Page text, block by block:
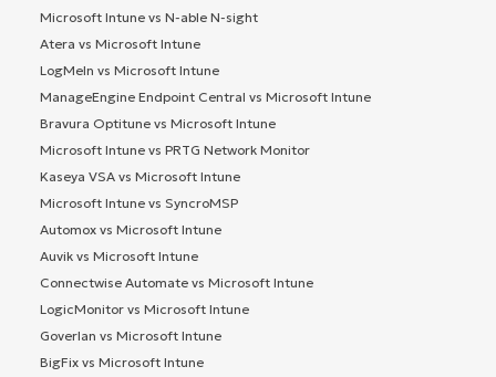
Microsoft Intune vs N-able N-sight
Atera vs Microsoft Intune
LogMeIn vs Microsoft Intune
ManageEngine Endpoint Central vs Microsoft Intune
Bravura Optitune vs Microsoft Intune
Microsoft Intune vs PRTG Network Monitor
Kaseya VSA vs Microsoft Intune
Microsoft Intune vs SyncroMSP
Automox vs Microsoft Intune
Auvik vs Microsoft Intune
Connectwise Automate vs Microsoft Intune
LogicMonitor vs Microsoft Intune
Goverlan vs Microsoft Intune
BigFix vs Microsoft Intune